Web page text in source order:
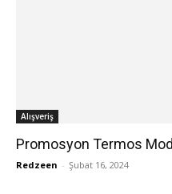
Alışveriş
Promosyon Termos
Redzeen - Şubat 16, 2024